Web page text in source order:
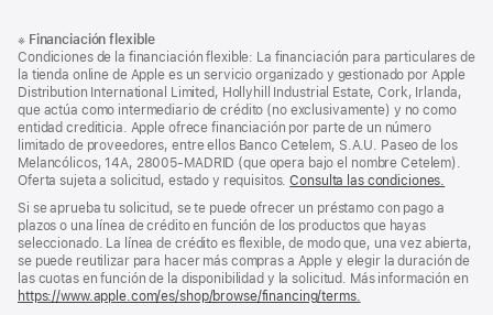
a
pie
de
página
al
pie
※ Financiación flexible
Condiciones de la financiación flexible: La financiación para particulares de
la tienda online de Apple es un servicio organizado y gestionado por Apple
Distribution International Limited, Hollyhill Industrial Estate, Cork, Irlanda,
que actúa como intermediario de crédito (no exclusivamente) y no como
entidad crediticia. Apple ofrece financiación por parte de un número
limitado de proveedores, entre ellos Banco Cetelem, S.A.U. Paseo de los
Melancólicos, 14A, 28005-MADRID (que opera bajo el nombre Cetelem).
Oferta sujeta a solicitud, estado y requisitos.Consulta las condiciones.
Si se aprueba tu solicitud, se te puede ofrecer un préstamo con pago a
plazos o una línea de crédito en función de los productos que hayas
seleccionado. La línea de crédito es flexible, de modo que, una vez abierta,
se puede reutilizar para hacer más compras a Apple y elegir la duración de
las cuotas en función de la disponibilidad y la solicitud. Más información en
https://www.apple.com/es/shop/browse/financing/terms.